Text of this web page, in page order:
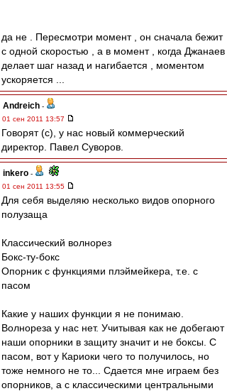
да не . Пересмотри момент , он сначала бежит
с одной скоростью , а в момент , когда Джанаев
делает шаг назад и нагибается , моментом
ускоряется ...
Andreich -
01 сен 2011 13:57
Говорят (с), у нас новый коммерческий
директор. Павел Суворов.
inkero -
01 сен 2011 13:55
Для себя выделяю несколько видов опорного
полузаща
Классический волнорез
Бокс-ту-бокс
Опорник с функциями плэймейкера, т.е. с
пасом
Какие у наших функции я не понимаю.
Волнореза у нас нет. Учитывая как не добегают
наши опорники в защиту значит и не боксы. С
пасом, вот у Кариоки чего то получилось, но
тоже немного не то... Сдается мне играем без
опорников, а с классическими центральными